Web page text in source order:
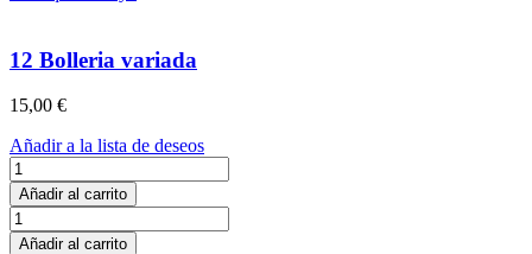
chocolate
12 Bolleria variada
15,00 €
Añadir a la lista de deseos
12
Bolleria
variada
cantidad
Añadir al carrito
12
Bolleria
Añadir al carrito